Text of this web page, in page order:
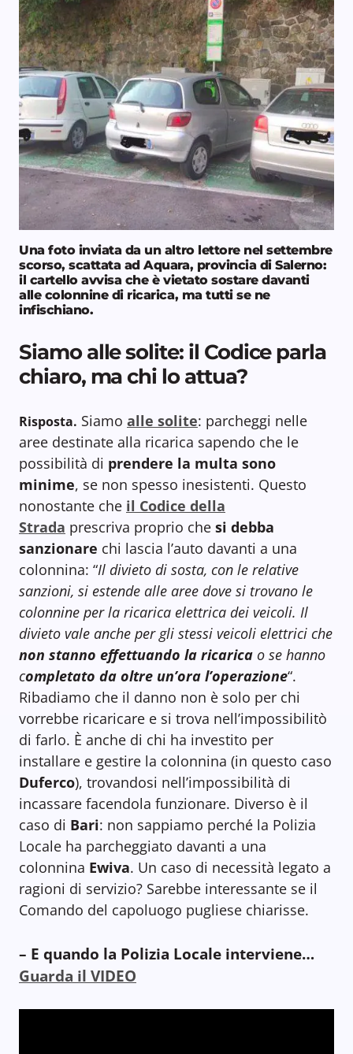
Una foto inviata da un altro lettore nel settembre
scorso, scattata ad Aquara, provincia di Salerno:
il cartello avvisa che è vietato sostare davanti
alle colonnine di ricarica, ma tutti se ne
infischiano.
Siamo alle solite: il Codice parla
chiaro, ma chi lo attua?
Risposta. Siamo alle solite: parcheggi nelle
aree destinate alla ricarica sapendo che le
possibilità di prendere la multa sono
minime, se non spesso inesistenti. Questo
nonostante che il Codice della
Strada prescriva proprio che si debba
sanzionare chi lascia l’auto davanti a una
colonnina: “Il divieto di sosta, con le relative
sanzioni, si estende alle aree dove si trovano le
colonnine per la ricarica elettrica dei veicoli. Il
divieto vale anche per gli stessi veicoli elettrici che
non stanno effettuando la ricarica o se hanno
completato da oltre un’ora l’operazione“.
Ribadiamo che il danno non è solo per chi
vorrebbe ricaricare e si trova nell’impossibilitò
di farlo. È anche di chi ha investito per
installare e gestire la colonnina (in questo caso
Duferco), trovandosi nell’impossibilità di
incassare facendola funzionare. Diverso è il
caso di Bari: non sappiamo perché la Polizia
Locale ha parcheggiato davanti a una
colonnina Ewiva. Un caso di necessità legato a
ragioni di servizio? Sarebbe interessante se il
Comando del capoluogo pugliese chiarisse.
– E quando la Polizia Locale interviene…
Guarda il VIDEO